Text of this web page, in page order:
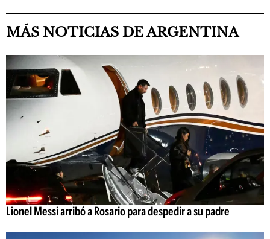
MÁS NOTICIAS DE ARGENTINA
Lionel Messi arribó a Rosario para despedir a su padre